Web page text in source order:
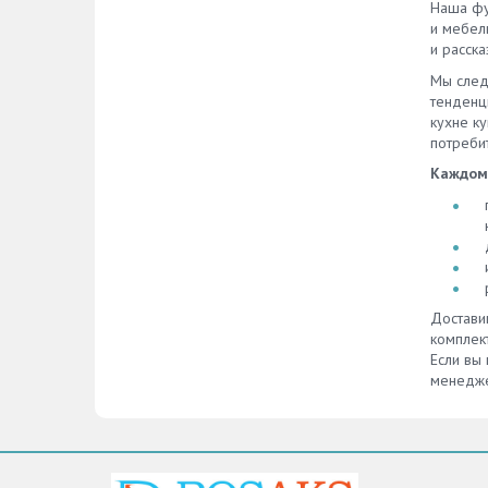
для
есть
мм в
Наша
и
и
Мы
кухне
Если вы